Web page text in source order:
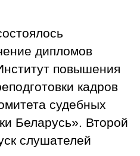
дипломов
повышения
кадров
судебных
Беларусь». Второй
слушателей